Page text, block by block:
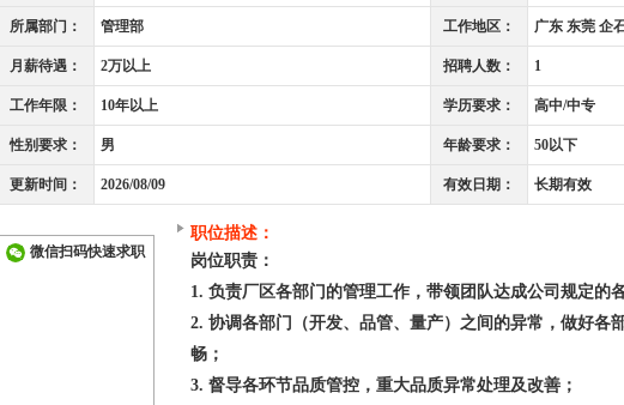
所属部门： 管理部 工作地区： 广东 东莞 企
月薪待遇： 2万以上 招聘人数： 1
工作年限： 10年以上 学历要求： 高中/中专
性别要求： 男 年龄要求： 50以下
更新时间： 2026/08/09 有效日期： 长期有效
微信扫码快速求职
职位描述：
岗位职责：
1. 负责厂区各部门的管理工作，带领团队达成公司规定的
2. 协调各部门（开发、品管、量产）之间的异常，做好各
畅；
3. 督导各环节品质管控，重大品质异常处理及改善；